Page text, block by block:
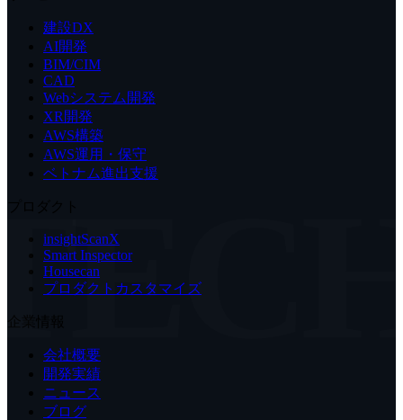
建設DX
AI開発
BIM/CIM
CAD
Webシステム開発
XR開発
AWS構築
AWS運用・保守
ベトナム進出支援
insightScanX
Smart Inspector
Housecan
プロダクトカスタマイズ
会社概要
開発実績
ニュース
ブログ